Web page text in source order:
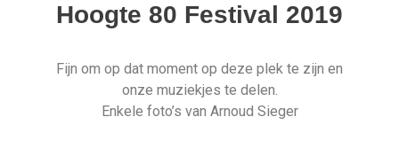
Hoogte 80 Festival 2019
Fijn om op dat moment op deze plek te zijn en
onze muziekjes te delen.
Enkele foto’s van Arnoud Sieger